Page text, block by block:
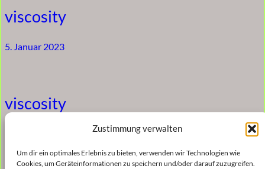
Zustimmung verwalten
Um dir ein optimales Erlebnis zu bieten, verwenden wir Technologien wie
Cookies, um Geräteinformationen zu speichern und/oder darauf zuzugreifen.
viscosity
5. Januar 2023
viscosity